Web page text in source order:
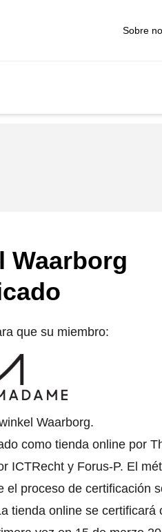
Sobre
Waarborg
que su miembro:
Waarborg.
como tienda online por
ICTRecht y Forus-P. El
proceso de certificación
tienda online se certificará